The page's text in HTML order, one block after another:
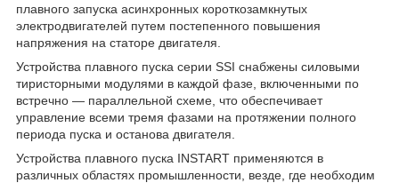
плавного запуска асинхронных короткозамкнутых
электродвигателей путем постепенного повышения
напряжения на статоре двигателя.
Устройства плавного пуска серии SSI снабжены силовыми
тиристорными модулями в каждой фазе, включенными по
встречно — параллельной схеме, что обеспечивает
управление всеми тремя фазами на протяжении полного
периода пуска и останова двигателя.
Устройства плавного пуска INSTART применяются в
различных областях промышленности, везде, где необходим